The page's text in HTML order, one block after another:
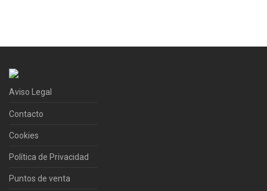
Aviso Legal
Contacto
Cookies
Política de Privacidad
Puntos de venta